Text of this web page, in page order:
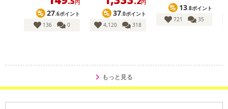
刺身[トラフグ（長崎県産、熊本県産：養殖）]、皮[トラフグ（長
円
27.6ポイント
136
0
円
37.0ポイント
4,120
318
13.8ポイント
721
35
もっと見る